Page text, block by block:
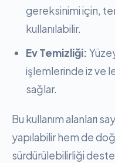
gereksinimi için,
kullanılabilir.
Ev Temizliği:
işlemlerinde iz ve
sağlar.
Bu kullanım alanları
yapılabilir hem de
sürdürülebilirliği